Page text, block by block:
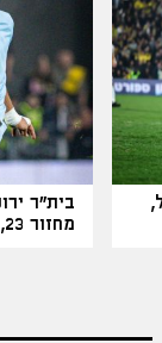
מחזור 23, אצטדיון טדי)